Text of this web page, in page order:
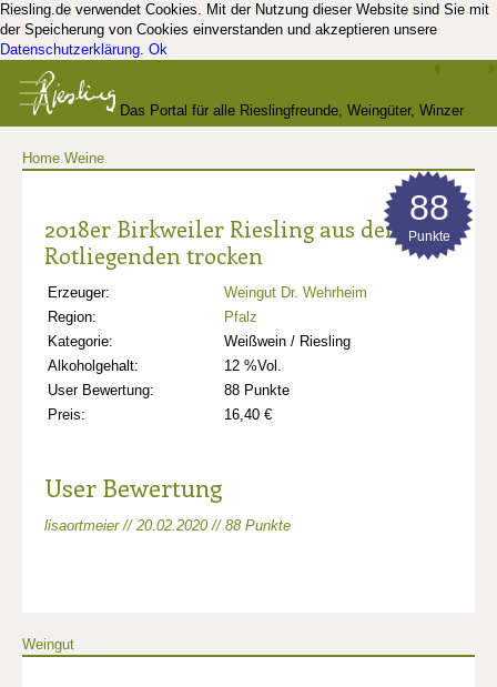
Riesling.de verwendet Cookies. Mit der Nutzung dieser Website sind Sie mit
der Speicherung von Cookies einverstanden und akzeptieren unsere
Datenschutzerklärung. Ok
Das Portal für alle Rieslingfreunde, Weingüter, Winzer
Home Weine
2018er Birkweiler Riesling aus dem
Rotliegenden trocken
Erzeuger:
Weingut Dr. Wehrheim
Region:
Pfalz
Kategorie:
Weißwein / Riesling
Alkoholgehalt:
12 %Vol.
User Bewertung:
88 Punkte
Preis:
16,40 €
88
Punkte
User Bewertung
lisaortmeier // 20.02.2020 // 88 Punkte
Weingut